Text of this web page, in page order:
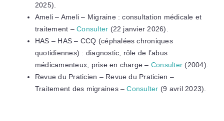
2025).
Ameli – Ameli – Migraine : consultation médicale et
traitement –Consulter (22 janvier 2026).
HAS – HAS – CCQ (céphalées chroniques
quotidiennes) : diagnostic, rôle de l’abus
médicamenteux, prise en charge – Consulter (2004).
Revue du Praticien – Revue du Praticien –
Traitement des migraines –Consulter (9 avril 2023).